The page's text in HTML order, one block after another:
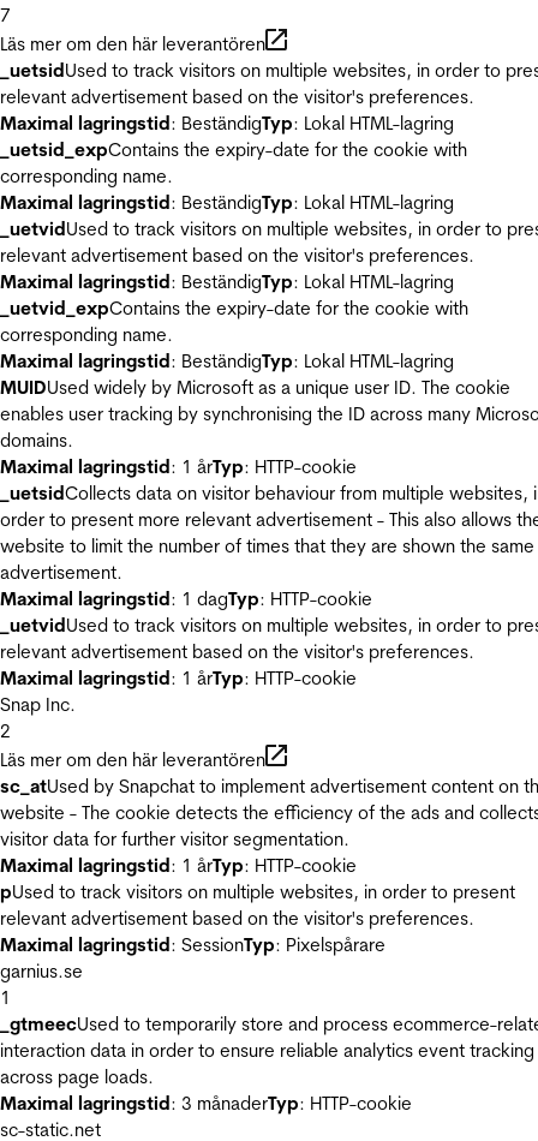
7
Läs mer om den här leverantören
_uetsidUsed to track visitors on multiple websites, in order to
relevant advertisement based on the visitor's preferences.
Maximal lagringstid: BeständigTyp: Lokal HTML-lagring
_uetsid_expContains the expiry-date for the cookie with
corresponding name.
Maximal lagringstid: BeständigTyp: Lokal HTML-lagring
_uetvidUsed to track visitors on multiple websites, in order to
relevant advertisement based on the visitor's preferences.
Maximal lagringstid: BeständigTyp: Lokal HTML-lagring
_uetvid_expContains the expiry-date for the cookie with
corresponding name.
Maximal lagringstid: BeständigTyp: Lokal HTML-lagring
MUIDUsed widely by Microsoft as a unique user ID. The cookie
enables user tracking by synchronising the ID across many
domains.
Maximal lagringstid: 1 årTyp: HTTP-cookie
_uetsidCollects data on visitor behaviour from multiple websites,
order to present more relevant advertisement - This also allows
website to limit the number of times that they are shown the same
advertisement.
Maximal lagringstid: 1 dagTyp: HTTP-cookie
_uetvidUsed to track visitors on multiple websites, in order to
relevant advertisement based on the visitor's preferences.
Maximal lagringstid: 1 årTyp: HTTP-cookie
Snap Inc.
2
Läs mer om den här leverantören
sc_atUsed by Snapchat to implement advertisement content on
website - The cookie detects the efficiency of the ads and
visitor data for further visitor segmentation.
Maximal lagringstid: 1 årTyp: HTTP-cookie
pUsed to track visitors on multiple websites, in order to present
relevant advertisement based on the visitor's preferences.
Maximal lagringstid: SessionTyp: Pixelspårare
garnius.se
1
_gtmeecUsed to temporarily store and process ecommerce-
interaction data in order to ensure reliable analytics event tracking
across page loads.
Maximal lagringstid: 3 månaderTyp: HTTP-cookie
sc-static.net